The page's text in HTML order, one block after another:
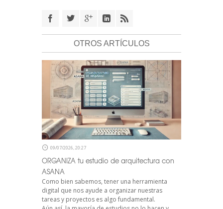
OTROS ARTÍCULOS
09/07/2026, 20:27
ORGANIZA tu estudio de arquitectura con
ASANA
Como bien sabemos, tener una herramienta
digital que nos ayude a organizar nuestras
tareas y proyectos es algo fundamental.